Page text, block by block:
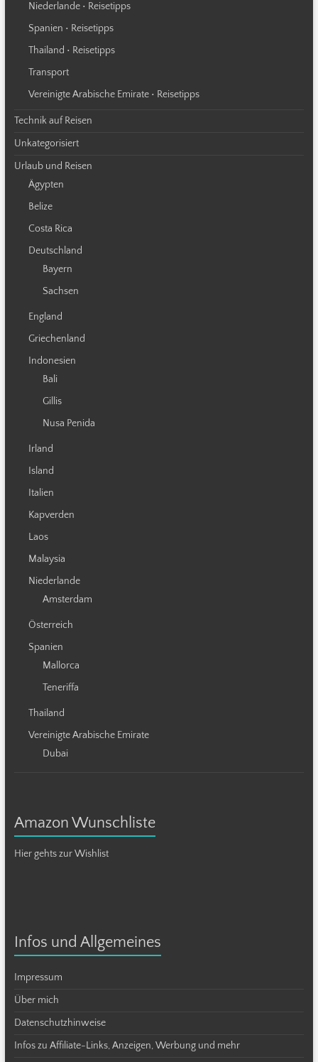
Niederlande • Reisetipps
Spanien • Reisetipps
Thailand • Reisetipps
Transport
Vereinigte Arabische Emirate • Reisetipps
Technik auf Reisen
Unkategorisiert
Urlaub und Reisen
Ägypten
Belize
Costa Rica
Deutschland
Bayern
Sachsen
England
Griechenland
Indonesien
Bali
Gillis
Nusa Penida
Irland
Island
Italien
Kapverden
Laos
Malaysia
Niederlande
Amsterdam
Österreich
Spanien
Mallorca
Teneriffa
Thailand
Vereinigte Arabische Emirate
Dubai
Amazon Wunschliste
Hier gehts zur Wishlist
Infos und Allgemeines
Impressum
Über mich
Datenschutzhinweise
Infos zu Affiliate-Links, Anzeigen, Werbung und mehr